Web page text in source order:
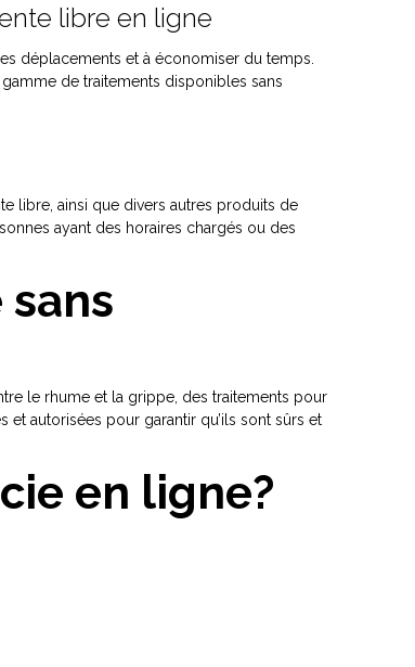
libre en ligne
déplacements et à économiser du temps.
de traitements disponibles sans
libre, ainsi que divers autres produits de
ayant des horaires chargés ou des
le rhume et la grippe, des traitements pour
et autorisées pour garantir qu’ils sont sûrs et
en ligne?